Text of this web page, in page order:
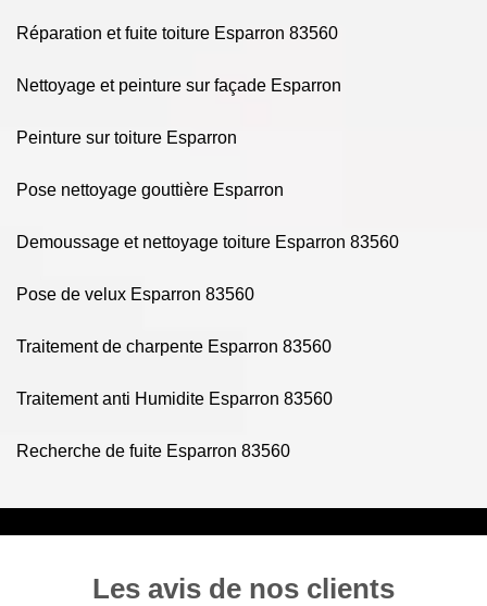
Réparation et fuite toiture Esparron 83560
Nettoyage et peinture sur façade Esparron
Peinture sur toiture Esparron
Pose nettoyage gouttière Esparron
Demoussage et nettoyage toiture Esparron 83560
Pose de velux Esparron 83560
Traitement de charpente Esparron 83560
Traitement anti Humidite Esparron 83560
Recherche de fuite Esparron 83560
Les avis de nos clients